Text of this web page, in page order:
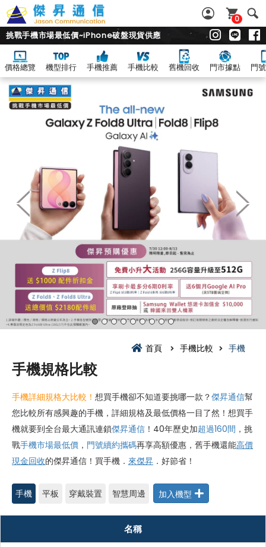
手
比
最
0
挑戰手機市場最低價~iPhone破盤現貨供應
價格總覽 機型排行 手機推薦 手機比較 舊機回收 門市據點 門
首頁 手機比較 手機
手機規格比較
手機詳細規格大比較！ 想買手機卻不知道要挑哪一款？傑昇通信幫
您比較所有感興趣的手機，詳細規格及最低價格一目了然！想買手
機就要到全台最大通訊連鎖傑昇通信 ！40年歷史加超過160間 ，挑
戰手機市場最低價 ， 門號續約攜碼再享高額優惠，舊手機還能高價
現金回收的傑昇通信！買手機． 來傑昇 ．好節省！
手機 平板 穿戴裝置 智慧周邊
名稱